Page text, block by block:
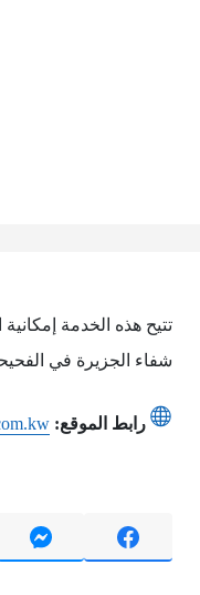
تتيح هذه الخدمة
شفاء الجزيرة في
رابط الموقع: